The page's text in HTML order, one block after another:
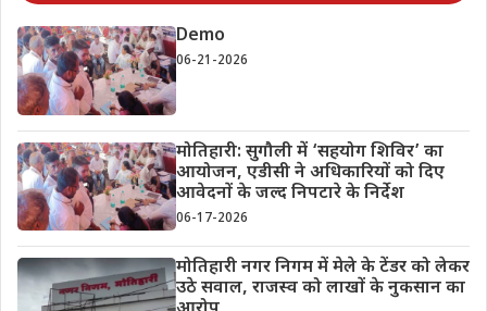
Demo
06-21-2026
मोतिहारी: सुगौली में ‘सहयोग शिविर’ का
आयोजन, एडीसी ने अधिकारियों को दिए
आवेदनों के जल्द निपटारे के निर्देश
06-17-2026
मोतिहारी नगर निगम में मेले के टेंडर को लेकर
उठे सवाल, राजस्व को लाखों के नुकसान का